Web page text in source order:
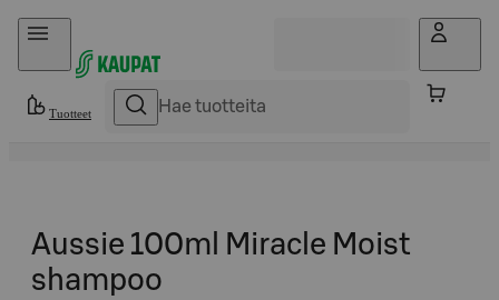
Hyppää sisältöön
Tuotteet
Aussie 100ml Miracle Moist
shampoo